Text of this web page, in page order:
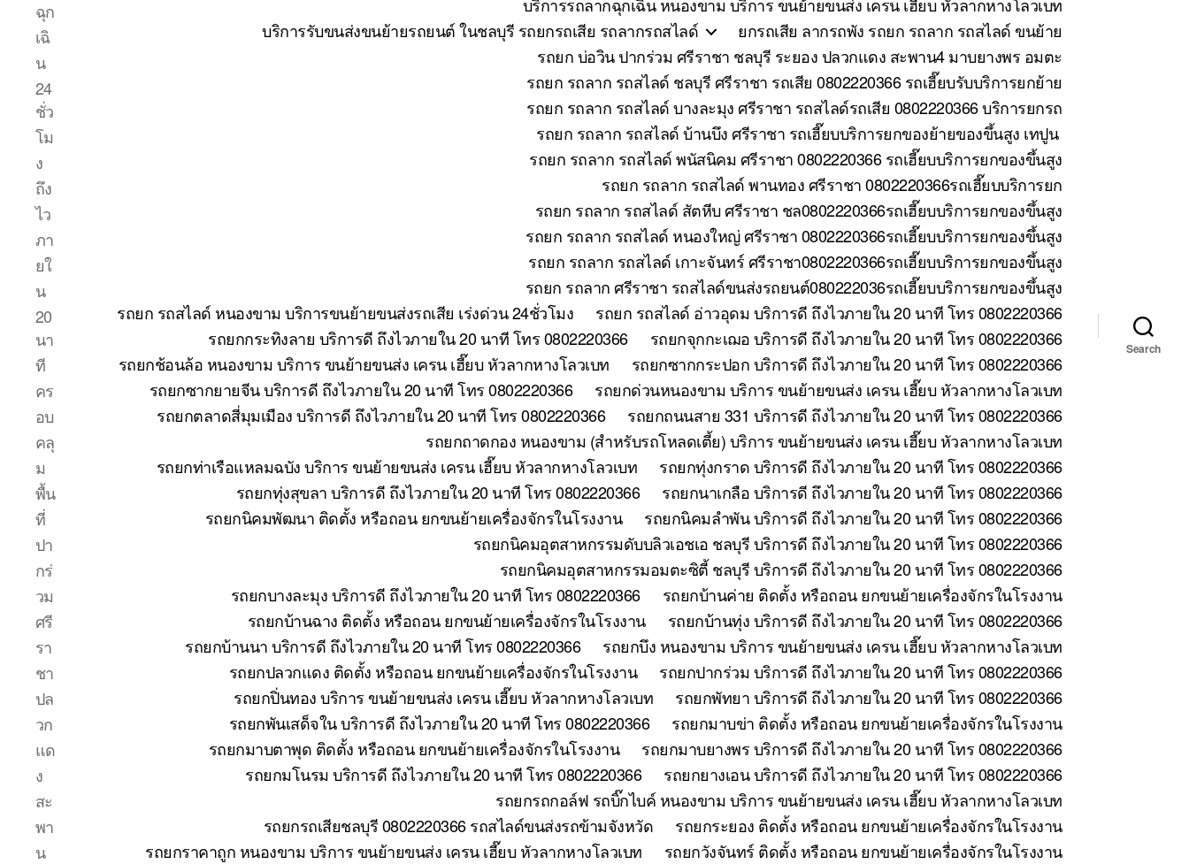
ฉุก
เฉิ
น
24
ชั่ว
โม
ง
ถึง
ไว
ภา
ยใ
น
20
นา
ที
คร
อบ
คลุ
ม
พื้น
ที่
ปา
กร่
วม
ศรี
รา
ชา
ปล
วก
แด
ง
สะ
พา
น
บริการรับขนส่งขนย้ายรถยนต์ ในชลบุรี รถยกรถเสีย รถลากรถสไลด์
ยกรถเสีย ลากรถพัง รถยก รถลาก รถสไลด์ ขนย้าย
รถยก บ่อวิน ปากร่วม ศรีราชา ชลบุรี ระยอง ปลวกแดง สะพาน4 มาบยางพร อมตะ
รถยก รถลาก รถสไลด์ ชลบุรี ศรีราชา รถเสีย 0802220366 รถเฮี๊ยบรับบริการยกย้าย
รถยก รถลาก รถสไลด์ บางละมุง ศรีราชา รถสไลด์รถเสีย 0802220366 บริการยกรถ
รถยก รถลาก รถสไลด์ บ้านบึง ศรีราชา รถเฮี๊ยบบริการยกของย้ายของขึ้นสูง เทปูน
รถยก รถลาก รถสไลด์ พนัสนิคม ศรีราชา 0802220366 รถเฮี๊ยบบริการยกของขึ้นสูง
รถยก รถลาก รถสไลด์ พานทอง ศรีราชา 0802220366รถเฮี๊ยบบริการยก
รถยก รถลาก รถสไลด์ สัตหีบ ศรีราชา ชล0802220366รถเฮี๊ยบบริการยกของขึ้นสูง
รถยก รถลาก รถสไลด์ หนองใหญ่ ศรีราชา 0802220366รถเฮี๊ยบบริการยกของขึ้นสูง
รถยก รถลาก รถสไลด์ เกาะจันทร์ ศรีราชา0802220366รถเฮี๊ยบบริการยกของขึ้นสูง
รถยก รถลาก ศรีราชา รถสไลด์ขนส่งรถยนต์080222036รถเฮี๊ยบบริการยกของขึ้นสูง
รถยก รถสไลด์ หนองขาม บริการขนย้ายขนส่งรถเสีย เร่งด่วน 24ชั่วโมง
รถยก รถสไลด์ อ่าวอุดม บริการดี ถึงไวภายใน 20 นาที โทร 0802220366
รถยกกระทิงลาย บริการดี ถึงไวภายใน 20 นาที โทร 0802220366
รถยกจุกกะเฌอ บริการดี ถึงไวภายใน 20 นาที โทร 0802220366
รถยกช้อนล้อ หนองขาม บริการ ขนย้ายขนส่ง เครน เฮี๊ยบ หัวลากหางโลวเบท
รถยกซากกระปอก บริการดี ถึงไวภายใน 20 นาที โทร 0802220366
รถยกซากยายจีน บริการดี ถึงไวภายใน 20 นาที โทร 0802220366
รถยกด่วนหนองขาม บริการ ขนย้ายขนส่ง เครน เฮี๊ยบ หัวลากหางโลวเบท
รถยกตลาดสี่มุมเมือง บริการดี ถึงไวภายใน 20 นาที โทร 0802220366
รถยกถนนสาย 331 บริการดี ถึงไวภายใน 20 นาที โทร 0802220366
รถยกถาดกอง หนองขาม (สำหรับรถโหลดเตี้ย) บริการ ขนย้ายขนส่ง เครน เฮี๊ยบ หัวลากหางโลวเบท
รถยกท่าเรือแหลมฉบัง บริการ ขนย้ายขนส่ง เครน เฮี๊ยบ หัวลากหางโลวเบท
รถยกทุ่งกราด บริการดี ถึงไวภายใน 20 นาที โทร 0802220366
รถยกทุ่งสุขลา บริการดี ถึงไวภายใน 20 นาที โทร 0802220366
รถยกนาเกลือ บริการดี ถึงไวภายใน 20 นาที โทร 0802220366
รถยกนิคมพัฒนา ติดตั้ง หรือถอน ยกขนย้ายเครื่องจักรในโรงงาน
รถยกนิคมลำพัน บริการดี ถึงไวภายใน 20 นาที โทร 0802220366
รถยกนิคมอุตสาหกรรมดับบลิวเอชเอ ชลบุรี บริการดี ถึงไวภายใน 20 นาที โทร 0802220366
รถยกนิคมอุตสาหกรรมอมตะซิตี้ ชลบุรี บริการดี ถึงไวภายใน 20 นาที โทร 0802220366
รถยกบางละมุง บริการดี ถึงไวภายใน 20 นาที โทร 0802220366
รถยกบ้านค่าย ติดตั้ง หรือถอน ยกขนย้ายเครื่องจักรในโรงงาน
รถยกบ้านฉาง ติดตั้ง หรือถอน ยกขนย้ายเครื่องจักรในโรงงาน
รถยกบ้านทุ่ง บริการดี ถึงไวภายใน 20 นาที โทร 0802220366
รถยกบ้านนา บริการดี ถึงไวภายใน 20 นาที โทร 0802220366
รถยกบึง หนองขาม บริการ ขนย้ายขนส่ง เครน เฮี๊ยบ หัวลากหางโลวเบท
รถยกปลวกแดง ติดตั้ง หรือถอน ยกขนย้ายเครื่องจักรในโรงงาน
รถยกปากร่วม บริการดี ถึงไวภายใน 20 นาที โทร 0802220366
รถยกปิ่นทอง บริการ ขนย้ายขนส่ง เครน เฮี๊ยบ หัวลากหางโลวเบท
รถยกพัทยา บริการดี ถึงไวภายใน 20 นาที โทร 0802220366
รถยกพันเสด็จใน บริการดี ถึงไวภายใน 20 นาที โทร 0802220366
รถยกมาบข่า ติดตั้ง หรือถอน ยกขนย้ายเครื่องจักรในโรงงาน
รถยกมาบตาพุด ติดตั้ง หรือถอน ยกขนย้ายเครื่องจักรในโรงงาน
รถยกมาบยางพร บริการดี ถึงไวภายใน 20 นาที โทร 0802220366
รถยกมโนรม บริการดี ถึงไวภายใน 20 นาที โทร 0802220366
รถยกยางเอน บริการดี ถึงไวภายใน 20 นาที โทร 0802220366
รถยกรถกอล์ฟ รถบิ๊กไบค์ หนองขาม บริการ ขนย้ายขนส่ง เครน เฮี๊ยบ หัวลากหางโลวเบท
รถยกรถเสียชลบุรี 0802220366 รถสไลด์ขนส่งรถข้ามจังหวัด
รถยกระยอง ติดตั้ง หรือถอน ยกขนย้ายเครื่องจักรในโรงงาน
รถยกราคาถูก หนองขาม บริการ ขนย้ายขนส่ง เครน เฮี๊ยบ หัวลากหางโลวเบท
รถยกวังจันทร์ ติดตั้ง หรือถอน ยกขนย้ายเครื่องจักรในโรงงาน
Search